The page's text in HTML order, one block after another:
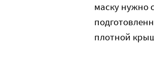
маску нужно
плотной